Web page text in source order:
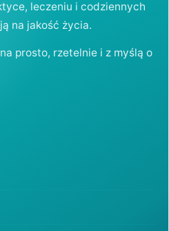
leczeniu i codziennych
na jakość życia.
prosto, rzetelnie i z myślą o